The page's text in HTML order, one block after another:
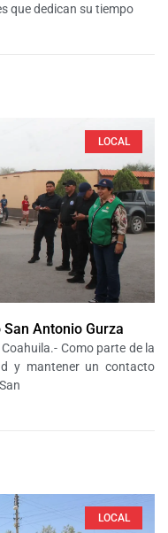
que dedican su tiempo
LOCAL
Antonio Gurza
Como parte de la
y mantener un contacto
LOCAL